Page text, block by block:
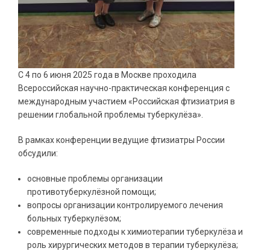
С 4 по 6 июня 2025 года в Москве проходила
Всероссийская научно-практическая конференция с
международным участием «Российская фтизиатрия в
решении глобальной проблемы туберкулёза».
В рамках конференции ведущие фтизиатры России
обсудили:
основные проблемы организации
противотуберкулёзной помощи;
вопросы организации контролируемого лечения
больных туберкулёзом;
современные подходы к химиотерапии туберкулёза и
роль хирургических методов в терапии туберкулёза;